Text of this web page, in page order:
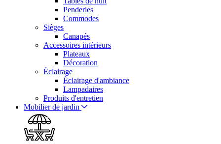
Penderies
Commodes
Sièges
Canapés
Accessoires intérieurs
Plateaux
Décoration
Éclairage
Éclairage d'ambiance
Lampadaires
Produits d'entretien
Mobilier de jardin